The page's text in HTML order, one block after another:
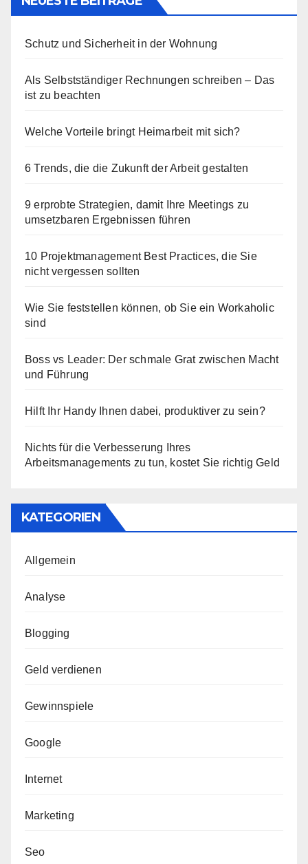
Schutz und Sicherheit in der Wohnung
Als Selbstständiger Rechnungen schreiben – Das
ist zu beachten
Welche Vorteile bringt Heimarbeit mit sich?
6 Trends, die die Zukunft der Arbeit gestalten
9 erprobte Strategien, damit Ihre Meetings zu
umsetzbaren Ergebnissen führen
10 Projektmanagement Best Practices, die Sie
nicht vergessen sollten
Wie Sie feststellen können, ob Sie ein Workaholic
sind
Boss vs Leader: Der schmale Grat zwischen Macht
und Führung
Hilft Ihr Handy Ihnen dabei, produktiver zu sein?
Nichts für die Verbesserung Ihres
Arbeitsmanagements zu tun, kostet Sie richtig Geld
KATEGORIEN
Allgemein
Analyse
Blogging
Geld verdienen
Gewinnspiele
Google
Internet
Marketing
Seo